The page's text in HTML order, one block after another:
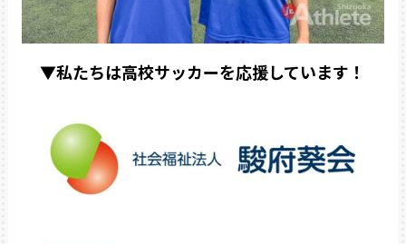
▼私たちは高校サッカーを応援しています！